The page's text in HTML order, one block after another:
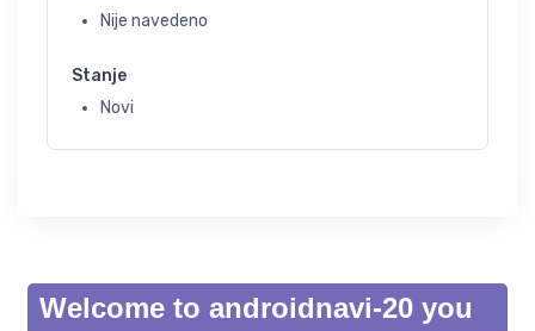
Nije navedeno
Stanje
Novi